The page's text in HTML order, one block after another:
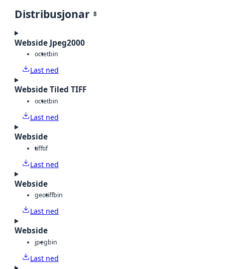
Distribusjonar 8
Webside Jpeg2000
octetbin
Last ned
Webside Tiled TIFF
octetbin
Last ned
Webside
tifftif
Last ned
Webside
geotiffbin
Last ned
Webside
jpegbin
Last ned